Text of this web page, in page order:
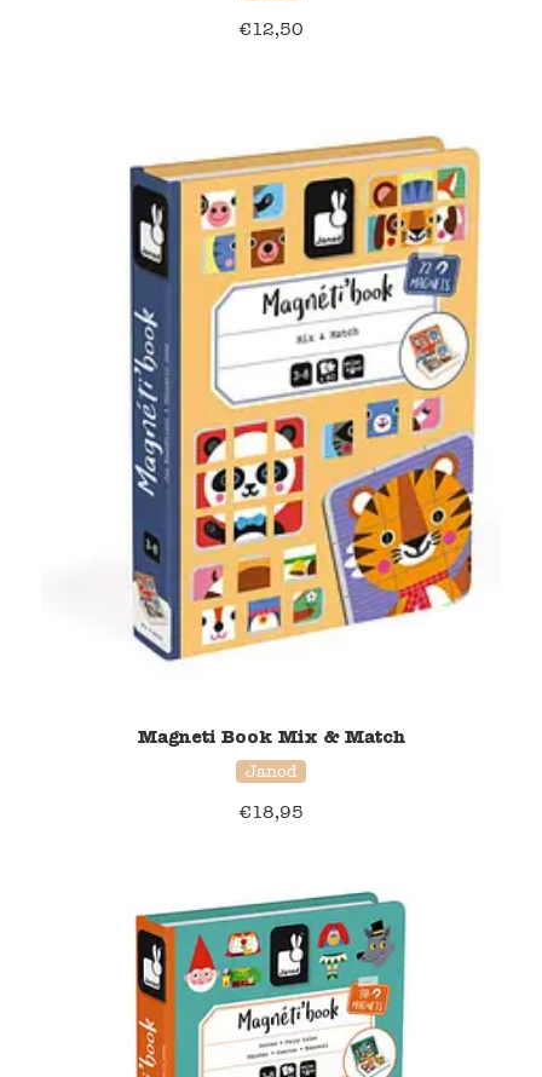
€12,50
Magneti Book Mix & Match
Janod
€18,95